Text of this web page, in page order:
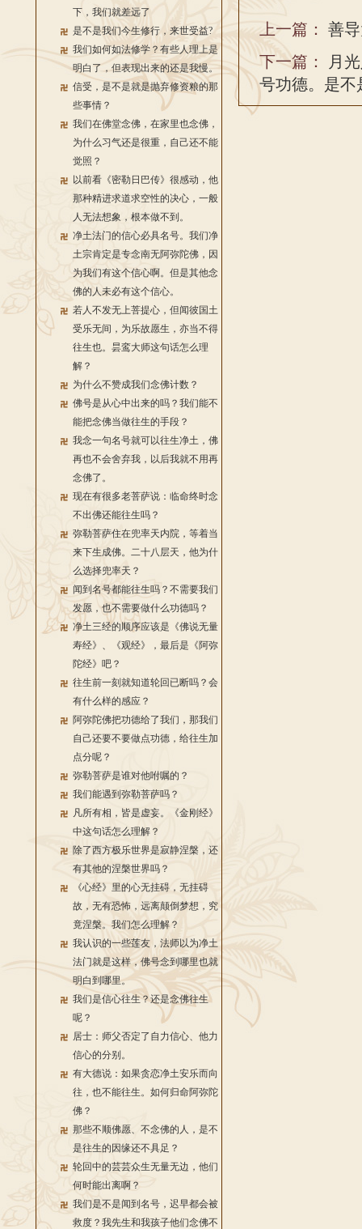
下，我们就差远了
是不是我们今生修行，来世受益?
我们如何如法修学？有些人理上是
明白了，但表现出来的还是我慢。
信受，是不是就是抛弃修资粮的那
些事情？
我们在佛堂念佛，在家里也念佛，
为什么习气还是很重，自己还不能
觉照？
以前看《密勒日巴传》很感动，他
那种精进求道求空性的决心，一般
人无法想象，根本做不到。
净土法门的信心必具名号。我们净
土宗肯定是专念南无阿弥陀佛，因
为我们有这个信心啊。但是其他念
佛的人未必有这个信心。
若人不发无上菩提心，但闻彼国土
受乐无间，为乐故愿生，亦当不得
往生也。昙鸾大师这句话怎么理
解？
为什么不赞成我们念佛计数？
佛号是从心中出来的吗？我们能不
能把念佛当做往生的手段？
我念一句名号就可以往生净土，佛
再也不会舍弃我，以后我就不用再
念佛了。
现在有很多老菩萨说：临命终时念
不出佛还能往生吗？
弥勒菩萨住在兜率天内院，等着当
来下生成佛。二十八层天，他为什
么选择兜率天？
闻到名号都能往生吗？不需要我们
发愿，也不需要做什么功德吗？
净土三经的顺序应该是《佛说无量
寿经》、《观经》，最后是《阿弥
陀经》吧？
往生前一刻就知道轮回已断吗？会
有什么样的感应？
阿弥陀佛把功德给了我们，那我们
自己还要不要做点功德，给往生加
点分呢？
弥勒菩萨是谁对他咐嘱的？
我们能遇到弥勒菩萨吗？
凡所有相，皆是虚妄。《金刚经》
中这句话怎么理解？
除了西方极乐世界是寂静涅槃，还
有其他的涅槃世界吗？
《心经》里的心无挂碍，无挂碍
故，无有恐怖，远离颠倒梦想，究
竟涅槃。我们怎么理解？
我认识的一些莲友，法师以为净土
法门就是这样，佛号念到哪里也就
明白到哪里。
我们是信心往生？还是念佛往生
呢？
居士：师父否定了自力信心、他力
信心的分别。
有大德说：如果贪恋净土安乐而向
往，也不能往生。如何归命阿弥陀
佛？
那些不顺佛愿、不念佛的人，是不
是往生的因缘还不具足？
轮回中的芸芸众生无量无边，他们
何时能出离啊？
我们是不是闻到名号，迟早都会被
救度？我先生和我孩子他们念佛不
上一篇： 善
下一篇：
月
号功德。是不